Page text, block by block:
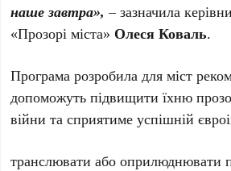
наше завтра»,– зазначила
«Прозорі міста» Олеся Коваль.
Програма розробила для міст
допоможуть підвищити їхню
війни та сприятиме успішній
транслювати або оприлюднювати